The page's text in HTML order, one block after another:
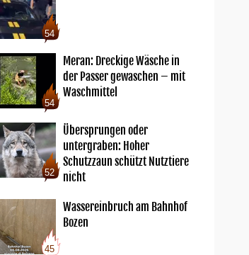
54
54
Meran: Dreckige Wäsche in
der Passer gewaschen – mit
Waschmittel
52
Übersprungen oder
untergraben: Hoher
Schutzzaun schützt Nutztiere
nicht
45
Wassereinbruch am Bahnhof
Bozen